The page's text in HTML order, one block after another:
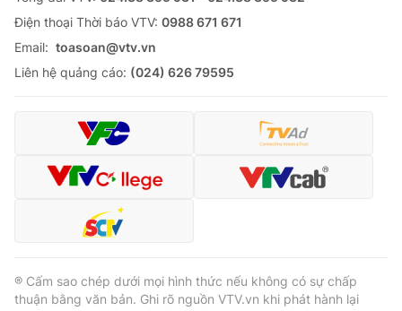
Ðiện thoại Thời báo VTV: 0988 671 671
Email: toasoan@vtv.vn
Liên hệ quảng cáo: (024) 626 79595
® Cấm sao chép dưới mọi hình thức nếu không có sự chấp
thuận bằng văn bản. Ghi rõ nguồn VTV.vn khi phát hành lại